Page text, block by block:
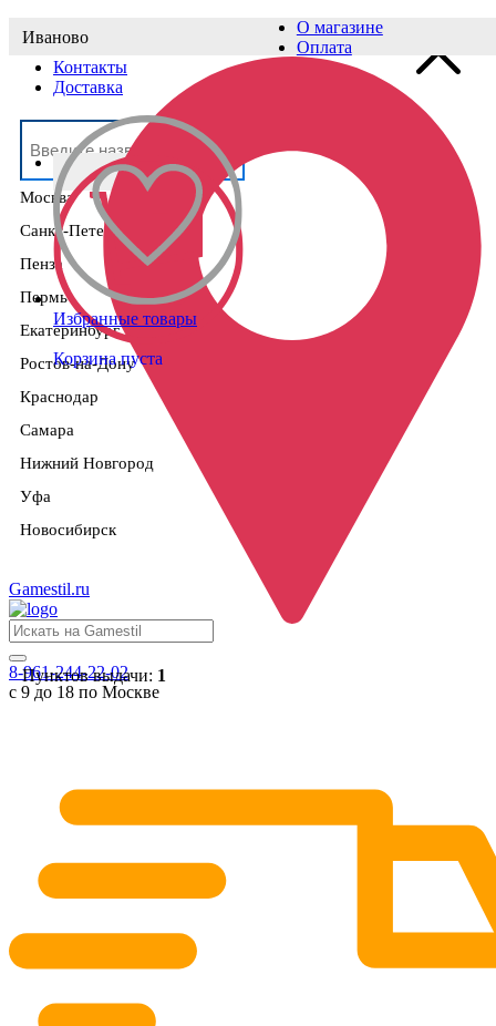
Выберите населённый пункт
Москва
Санкт-Петербург
Пенза
Пермь
Екатеринбург
Ростов-на-Дону
Краснодар
Самара
Нижний Новгород
Уфа
Новосибирск
Иваново
Пунктов выдачи: 1
О магазине
Оплата
Контакты
Доставка
Избранные товары
Корзина пуста
Gamestil.ru
8-961-244-22-02
с 9 до 18 по Москве